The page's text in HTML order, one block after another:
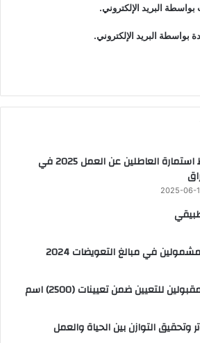
بواسطة البريد الإلكتروني.
بواسطة البريد الإلكتروني.
رابط استمارة العاطلين عن العمل 2025 في
2025-06-
في مبالغ التعويضات 2024
للتعيين ضمن تعيينات (2500) اسم
وتحقيق التوازن بين الحياة والعمل